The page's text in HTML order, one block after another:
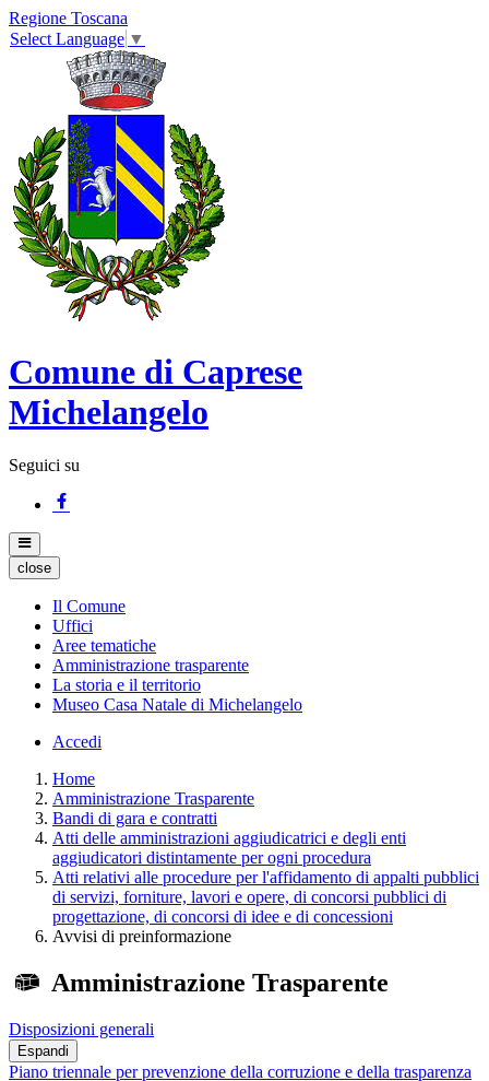
Regione Toscana
Select Language ▼
Comune di Caprese
Michelangelo
Seguici su
close
Il Comune
Uffici
Aree tematiche
Amministrazione trasparente
La storia e il territorio
Museo Casa Natale di Michelangelo
Accedi
Home
Amministrazione Trasparente
Bandi di gara e contratti
Atti delle amministrazioni aggiudicatrici e degli enti
aggiudicatori distintamente per ogni procedura
Atti relativi alle procedure per l'affidamento di appalti pubblici
di servizi, forniture, lavori e opere, di concorsi pubblici di
progettazione, di concorsi di idee e di concessioni
Avvisi di preinformazione
Amministrazione Trasparente
Disposizioni generali
Espandi
Piano triennale per prevenzione della corruzione e della trasparenza